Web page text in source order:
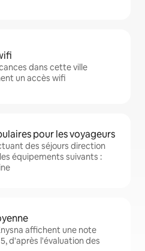
dans cette ville
un accès wifi
pour les voyageurs
des séjours direction
équipements suivants :
affichent une note
d'après l'évaluation des